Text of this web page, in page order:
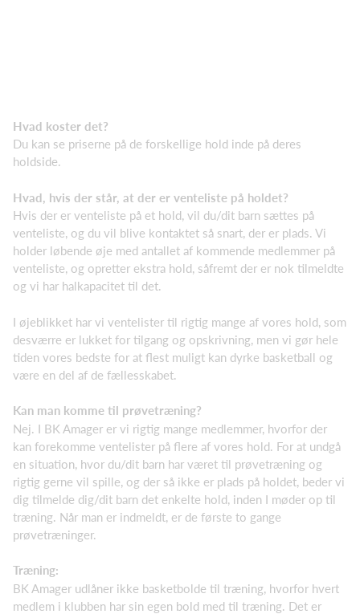
Hvad koster det?
Du kan se priserne på de forskellige hold inde på deres
holdside.
Hvad, hvis der står, at der er venteliste på holdet?
Hvis der er venteliste på et hold, vil du/dit barn sættes på
venteliste, og du vil blive kontaktet så snart, der er plads. Vi
holder løbende øje med antallet af kommende medlemmer på
venteliste, og opretter ekstra hold, såfremt der er nok tilmeldte
og vi har halkapacitet til det.
I øjeblikket har vi ventelister til rigtig mange af vores hold, som
desværre er lukket for tilgang og opskrivning, men vi gør hele
tiden vores bedste for at flest muligt kan dyrke basketball og
være en del af de fællesskabet.
Kan man komme til prøvetræning?
Nej. I BK Amager er vi rigtig mange medlemmer, hvorfor der
kan forekomme ventelister på flere af vores hold. For at undgå
en situation, hvor du/dit barn har været til prøvetræning og
rigtig gerne vil spille, og der så ikke er plads på holdet, beder vi
dig tilmelde dig/dit barn det enkelte hold, inden I møder op til
træning. Når man er indmeldt, er de første to gange
prøvetræninger.
Træning:
BK Amager udlåner ikke basketbolde til træning, hvorfor hvert
medlem i klubben har sin egen bold med til træning. Det er